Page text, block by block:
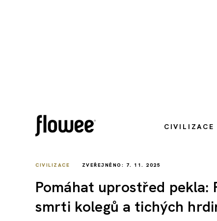
CIVILIZACE
CIVILIZACE ZVEŘEJNĚNO: 7. 11. 2025
Pomáhat uprostřed pekla:
smrti kolegů a tichých